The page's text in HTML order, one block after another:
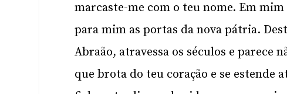
marcaste-me com o teu nome. Em
para mim as portas da nova pátria.
Abraão, atravessa os séculos e parece
que brota do teu coração e se estende